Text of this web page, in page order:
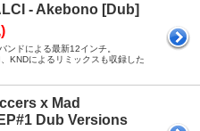
- Akebono [Dub]
ンドによる最新12インチ。
KNDによるリミックスも収録した
x Mad
Dub Versions